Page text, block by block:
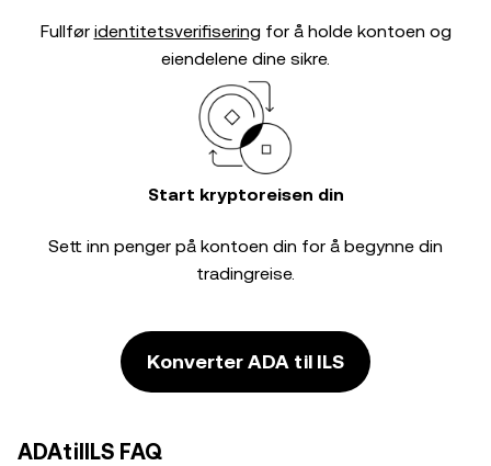
Fullfør identitetsverifisering for å holde kontoen og
eiendelene dine sikre.
Start kryptoreisen din
Sett inn penger på kontoen din for å begynne din
tradingreise.
Konverter ADA til ILS
ADAtilILS FAQ